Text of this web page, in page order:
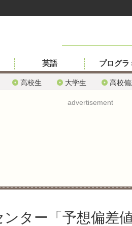
高校生 大学生 高校
英語 プログラ
advertisement
ンター「予想偏差